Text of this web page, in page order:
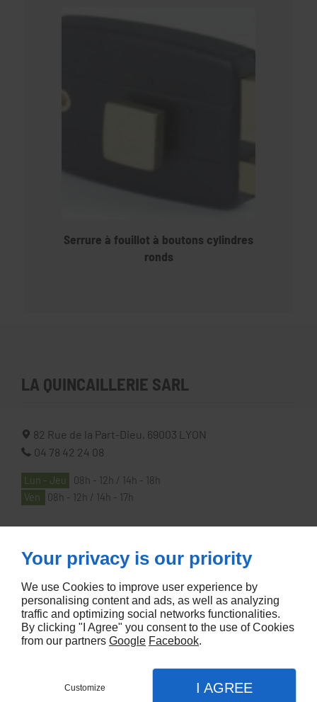
Serrure à fouillot à boutons cylindres
ronds
LA QUINCAILLERIE SARL
82 Rue de la Part-Dieu, 69003
LYON
04 78 42 24 08
Lun - Jeu
08h - 12h / 14h - 18h
Ven
08h - 12h / 14h - 17h
À PROPOS
Accueil
Contactez-nous
Mentions légales
Plan du site
Your privacy is our priority
We use Cookies to improve user experience by
personalising content and ads, as well as analyzing
traffic and optimizing social networks functionalities.
By clicking "I Agree" you consent to the use of Cookies
from our partners Google Facebook.
Customize I AGREE